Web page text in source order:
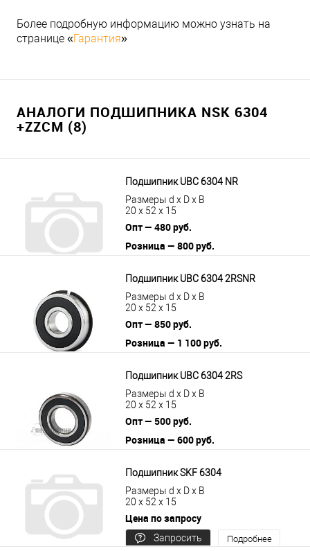
Более подробную информацию можно узнать на
странице «Гарантия»
АНАЛОГИ ПОДШИПНИКА NSK 6304
+ZZCM (8)
Подшипник UBC 6304 NR
Размеры d x D x B
20 x 52 x 15
Опт — 480 руб.
Розница — 800 руб.
Подшипник UBC 6304 2RSNR
Размеры d x D x B
20 x 52 x 15
Опт — 850 руб.
Розница — 1 100 руб.
Подшипник UBC 6304 2RS
Размеры d x D x B
20 x 52 x 15
Опт — 500 руб.
Розница — 600 руб.
Подшипник SKF 6304
Размеры d x D x B
20 x 52 x 15
Цена по запросу
Запросить
Подробнее